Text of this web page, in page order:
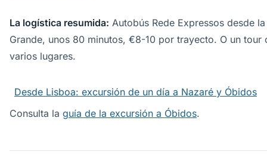
La logística resumida: Autobús Rede Expressos desde
Grande, unos 80 minutos, €8-10 por trayecto. O un tour
varios lugares.
Desde Lisboa: excursión de un día a Nazaré y Óbidos
Consulta la guía de la excursión a Óbidos.